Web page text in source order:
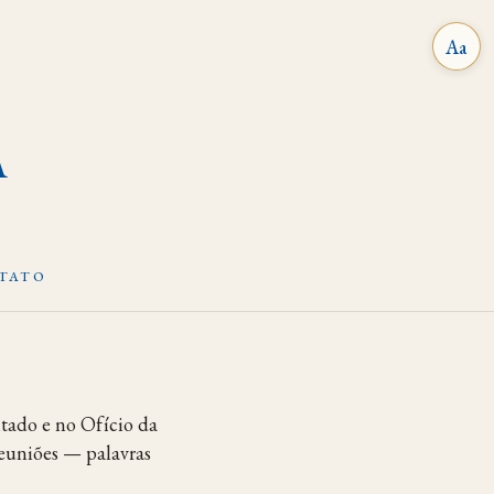
Aa
e no Ofício da
— palavras